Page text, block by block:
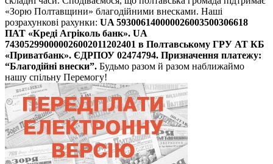
«Зорю Полтавщини» благодійними внесками. Наші
розрахункові рахунки: UA 593006140000026003500306618
ПАТ «Креді Агріколь банк». UA
743052990000026002011202401 в Полтавському ГРУ АТ КБ
«Приватбанк». ЄДРПОУ 02474794. Призначення платежу:
“Благодійні внески”. Будьмо разом й разом наближаймо
нашу спільну Перемогу!